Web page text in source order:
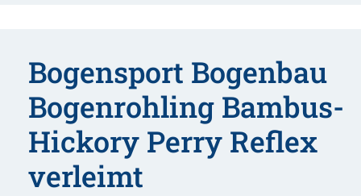
Bogensport Bogenbau
Bogenrohling Bambus-
Hickory Perry Reflex
verleimt